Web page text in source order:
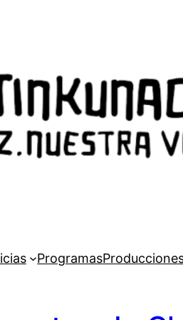
Programas